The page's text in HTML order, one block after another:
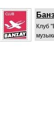
Клуб